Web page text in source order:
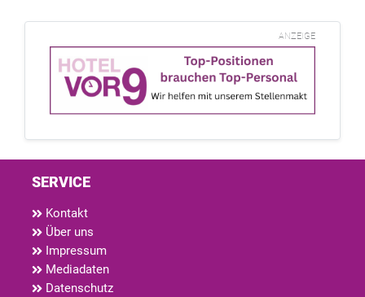
ANZEIGE
SERVICE
Kontakt
Über uns
Impressum
Mediadaten
Datenschutz